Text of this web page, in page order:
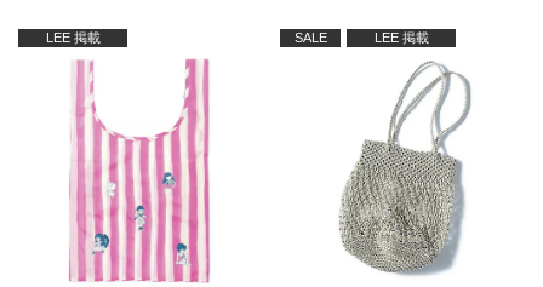
LEE 掲載 SALE LEE 掲載